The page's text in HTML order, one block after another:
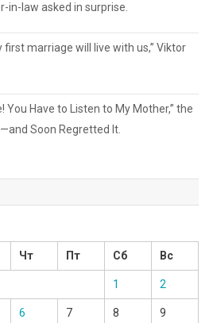
in-law asked in surprise.
marriage will live with us,” Viktor
You Have to Listen to My Mother,” the
Soon Regretted It.
Чт Пт Сб Вс
1 2
6 7 8 9